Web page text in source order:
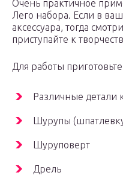
Очень практичное
Лего набора. Если в
аксессуара, тогда
приступайте к
Для работы
Различные детали
Шурупы
Шуруповерт
Дрель